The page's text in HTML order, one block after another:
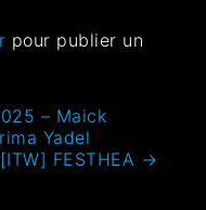
pour publier un
– Maick
Yadel
[ITW] FESTHEA →